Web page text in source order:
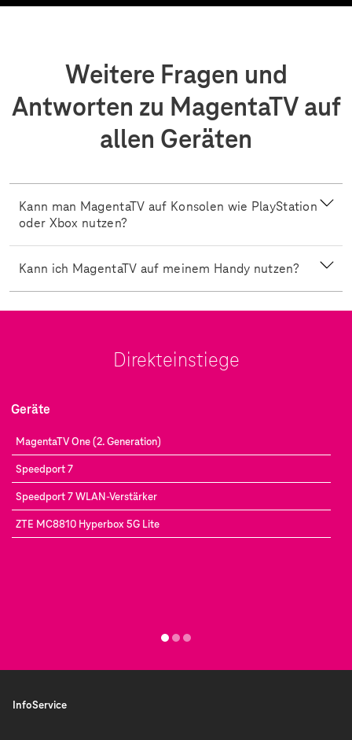
Weitere Fragen und
Antworten zu MagentaTV auf
allen Geräten
Kann man MagentaTV auf Konsolen wie PlayStation
oder Xbox nutzen?
Kann ich MagentaTV auf meinem Handy nutzen?
Direkteinstiege
Geräte
MagentaTV One (2. Generation)
Speedport 7
Speedport 7 WLAN-Verstärker
ZTE MC8810 Hyperbox 5G Lite
InfoService